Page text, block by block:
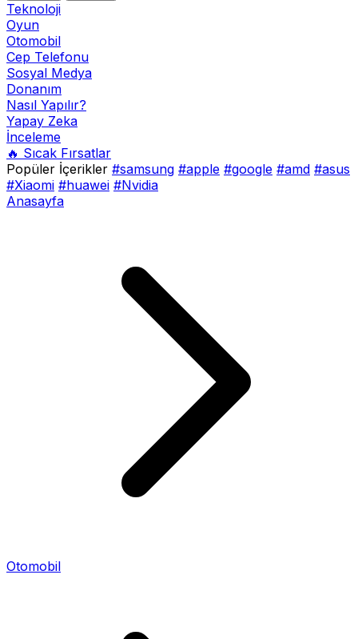
Teknoloji
Oyun
Otomobil
Cep Telefonu
Sosyal Medya
Donanım
Nasıl Yapılır?
Yapay Zeka
İnceleme
🔥 Sıcak Fırsatlar
Popüler İçerikler #samsung #apple #google #amd #asus
#Xiaomi #huawei #Nvidia
Anasayfa
Otomobil